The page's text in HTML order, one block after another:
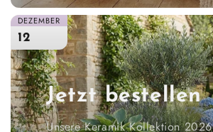
DEZEMBER
12
Jetzt bestellen
Unsere Keramik Kollektion 2026